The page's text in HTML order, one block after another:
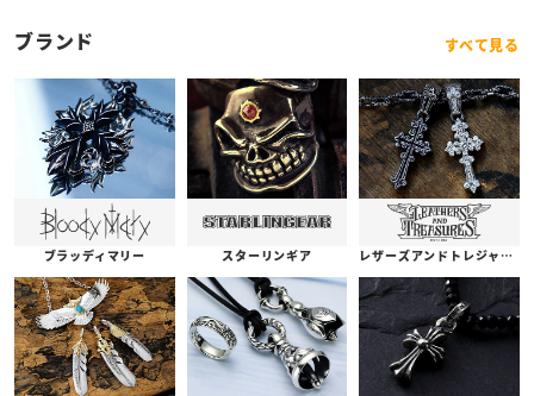
ブランド すべて見る
ブラッディマリー スターリンギア レザーズアンドトレジャーズ